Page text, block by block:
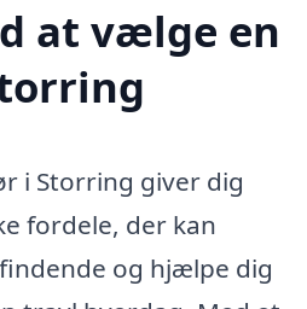
at vælge en
i Storring giver dig
fordele, der kan
og hjælpe dig